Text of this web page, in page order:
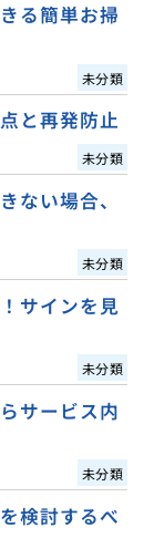
る簡単お掃
未分類
と再発防止
未分類
ない場合、
未分類
サインを見
未分類
サービス内
未分類
検討するべ